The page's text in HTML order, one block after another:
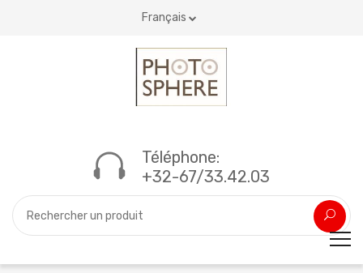
Français
Téléphone:
+32-67/33.42.03